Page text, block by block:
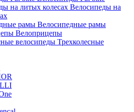
Велосипеды на
Велосипедные рамы
Велоприцепы
Трехколесные